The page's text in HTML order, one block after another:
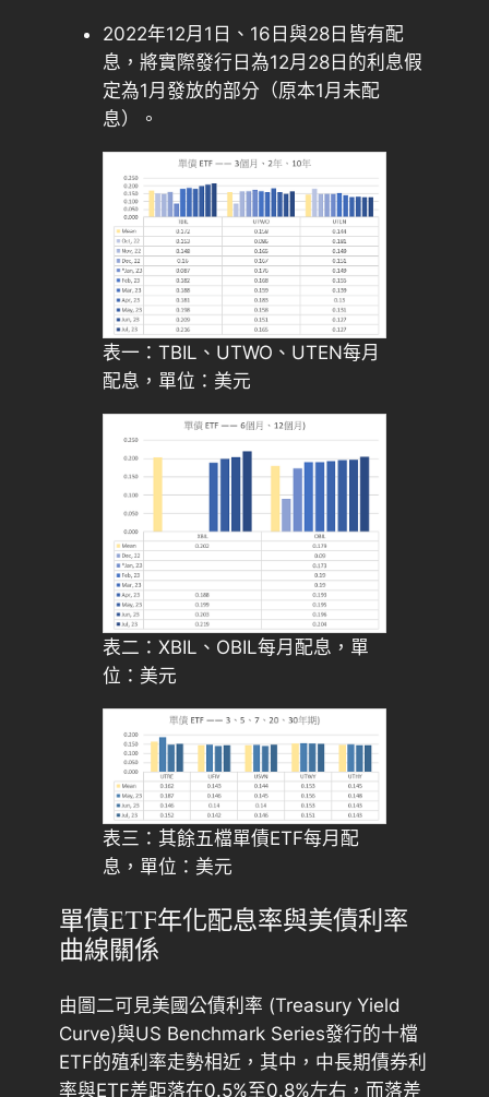
2022年12月1日、16日與28日皆有配
息，將實際發行日為12月28日的利息假
定為1月發放的部分（原本1月未配
息）。
表一：TBIL、UTWO、UTEN每月
配息，單位：美元
表二：XBIL、OBIL每月配息，單
位：美元
表三：其餘五檔單債ETF每月配
息，單位：美元
單債ETF年化配息率與美債利率
曲線關係
由圖二可見美國公債利率 (Treasury Yield
Curve)與US Benchmark Series發行的十檔
ETF的殖利率走勢相近，其中，中長期債券利
率與ETF差距落在0.5%至0.8%左右，而落差